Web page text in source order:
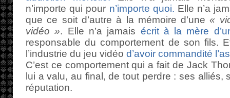
n’importe qui pour n’importe quoi. Elle n’a
que ce soit d’autre à la mémoire d’une«
vidéo ». Elle n’a jamais écrit à la mère
responsable du comportement de son fils.
l’industrie du jeu vidéo d’avoir commandité
C’est ce comportement qui a fait de Jack
lui a valu, au final, de tout perdre : ses alliés,
réputation.